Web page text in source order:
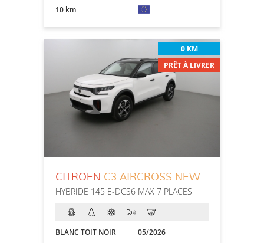
10 km
0 KM
PRÊT À LIVRER
CITROËN C3 AIRCROSS NEW
HYBRIDE 145 E-DCS6 MAX 7 PLACES
BLANC TOIT NOIR
05/2026